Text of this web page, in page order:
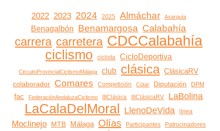
2022 2023 2024 2025 Almáchar Axarquía
Benagalbón Benamargosa Calabahía
carrera carretera CDCCalabahía
ciclismo ciclista CicloDeportiva
CircuitoProvincialCiclismoMálaga club clásica ClásicaRV
colaborador Comares Competición Cútar Diputación DPM
fac FederaciónAndaluzaCiclismo IIIClásica IIIClásicaRV LaBolina
LaCalaDelMoral LlenoDeVida línea
Moclinejo MTB Málaga Olías Participantes Patrocinadores